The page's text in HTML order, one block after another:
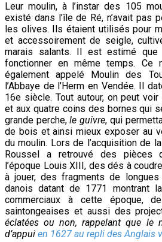
Leur moulin, à l’instar des 105
existé dans l’île de Ré, n’avait pas
les olives. Ils étaient utilisés pour
et accessoirement de seigle,
marais salants. Il est estimé
fonctionner en même temps. Ce
également appelé Moulin des
l’Abbaye de l’Herm en Vendée. Il
16e siècle. Tout autour, on peut
et aux quatre coins des bornes qui
grande perche,le guivre, qui
de bois et ainsi mieux exposer au
du moulin. Lors de l’acquisition de
Roussel a retrouvé des pièces
l’époque Louis XIII, des dés à
à jouer, des fragments de
danois datant de 1771 montrant
commerciaux à cette époque,
saintongeaises et aussi des
éclatées ou non, rappelant que le
d’appui en 1627 au repli des Anglais